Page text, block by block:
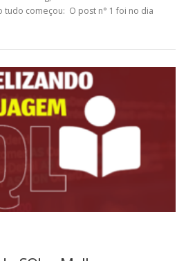
tudo começou: O post n° 1 foi no dia